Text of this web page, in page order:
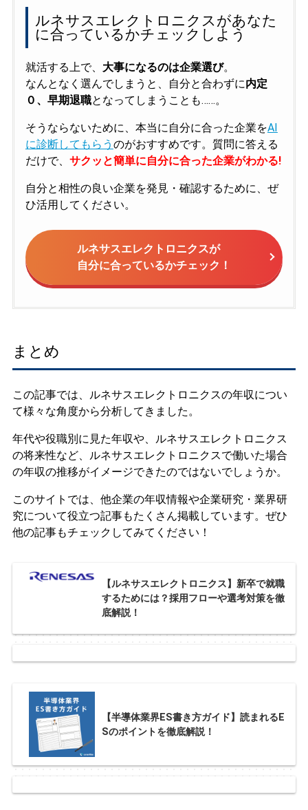
ルネサスエレクトロニクスがあなた
に合っているかチェックしよう
就活する上で、 大事になるのは企業選び。
なんとなく選んでしまうと、自分と合わずに内定
０、早期退職となってしまうことも……。
そうならないために、本当に自分に合った企業をAI
に診断してもらう のがおすすめです。質問に答える
だけで、 サクッと簡単に自分に合った企業がわかる!
自分と相性の良い企業を発見・確認するために、ぜ
ひ活用してください。
ルネサスエレクトロニクスが
自分に合っているかチェック！
まとめ
この記事では、ルネサスエレクトロニクスの年収につい
て様々な角度から分析してきました。
年代や役職別に見た年収や、ルネサスエレクトロニクス
の将来性など、ルネサスエレクトロニクスで働いた場合
の年収の推移がイメージできたのではないでしょうか。
このサイトでは、他企業の年収情報や企業研究・業界研
究について役立つ記事もたくさん掲載しています。ぜひ
他の記事もチェックしてみてください！
【ルネサスエレクトロニクス】新卒で就職
するためには？採用フローや選考対策を徹
底解説！
【半導体業界ES書き方ガイド】読まれるE
Sのポイントを徹底解説！